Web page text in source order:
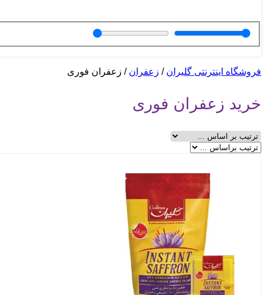
شکر پنیر
نبات زعفرانی
فروشگاه اینترنتی گلیران / زعفران / زعفران فوری
خرید زعفران فوری